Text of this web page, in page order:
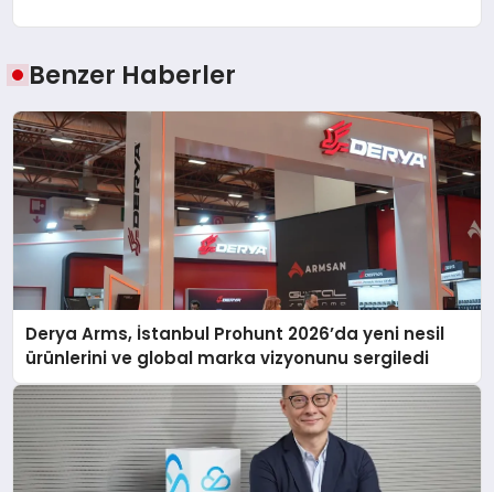
Benzer Haberler
Derya Arms, İstanbul Prohunt 2026’da yeni nesil
ürünlerini ve global marka vizyonunu sergiledi